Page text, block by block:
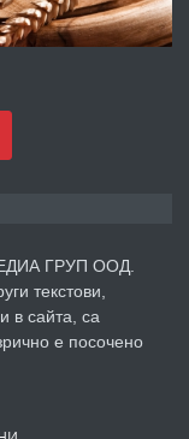
под наем в кв.
преди 4 дни
Хасково кв.
ГРУП ООД.
текстови,
в сайта, са
е посочено